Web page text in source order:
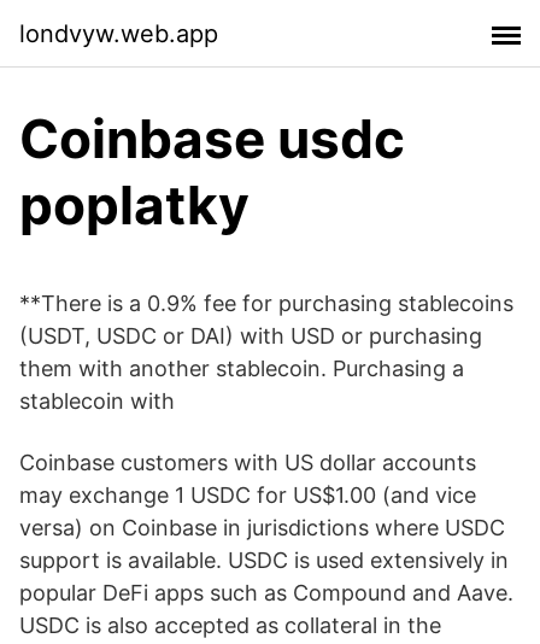
londvyw.web.app
Coinbase usdc
poplatky
**There is a 0.9% fee for purchasing stablecoins
(USDT, USDC or DAI) with USD or purchasing
them with another stablecoin. Purchasing a
stablecoin with
Coinbase customers with US dollar accounts
may exchange 1 USDC for US$1.00 (and vice
versa) on Coinbase in jurisdictions where USDC
support is available. USDC is used extensively in
popular DeFi apps such as Compound and Aave.
USDC is also accepted as collateral in the